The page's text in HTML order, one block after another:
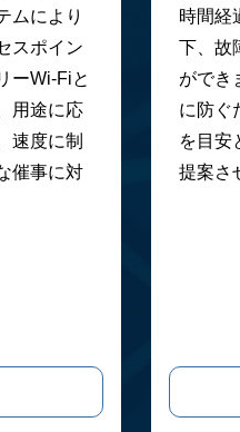
ムにより
スポイン
ーWi-Fiと
用途に応
速度に制
催事に対
時間経
下、故
ができ
に防ぐ
を目安
提案さ